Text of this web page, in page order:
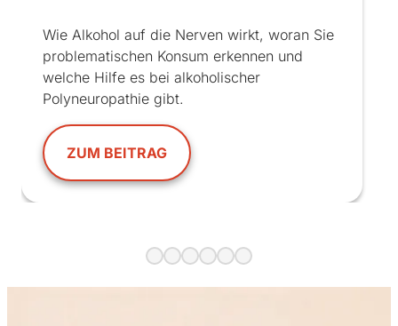
Wie Alkohol auf die Nerven wirkt, woran Sie
problematischen Konsum erkennen und
welche Hilfe es bei alkoholischer
Polyneuropathie gibt.
ZUM BEITRAG